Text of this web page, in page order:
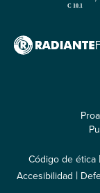
Código de ética |
Accesibilidad |